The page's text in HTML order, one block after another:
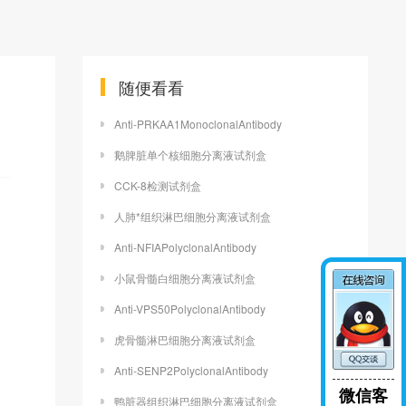
随便看看
Anti-PRKAA1MonoclonalAntibody
鹅脾脏单个核细胞分离液试剂盒
CCK-8检测试剂盒
人肺*组织淋巴细胞分离液试剂盒
Anti-NFIAPolyclonalAntibody
小鼠骨髓白细胞分离液试剂盒
Anti-VPS50PolyclonalAntibody
虎骨髓淋巴细胞分离液试剂盒
Anti-SENP2PolyclonalAntibody
鸭脏器组织淋巴细胞分离液试剂盒
微信客